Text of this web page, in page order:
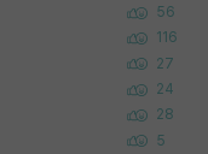
56
116
27
24
28
5